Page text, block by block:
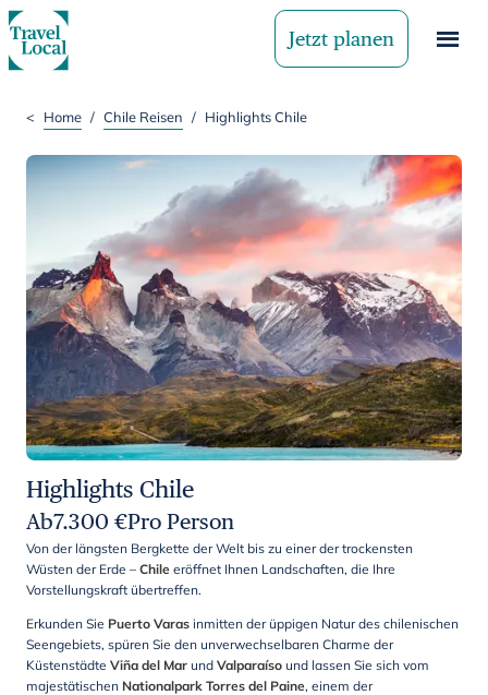
Jetzt planen
< Home / Chile Reisen / Highlights Chile
Highlights Chile
Ab7.300 €Pro Person
Von der längsten Bergkette der Welt bis zu einer der trockensten
Wüsten der Erde – Chile eröffnet Ihnen Landschaften, die Ihre
Vorstellungskraft übertreffen.
Erkunden Sie Puerto Varas inmitten der üppigen Natur des chilenischen
Seengebiets, spüren Sie den unverwechselbaren Charme der
Küstenstädte Viña del Mar und Valparaíso und lassen Sie sich vom
majestätischen Nationalpark Torres del Paine, einem der